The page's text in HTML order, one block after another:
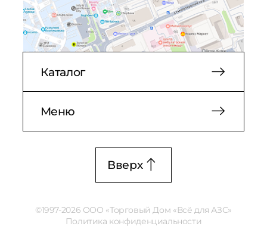
Каталог
Меню
Вверх
©1997-2026 ООО «Торговый Дом «Всё для АЗС»
Политика конфиденциальности